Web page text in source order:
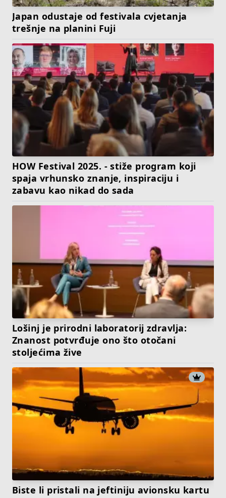
Japan odustaje od festivala cvjetanja
trešnje na planini Fuji
HOW Festival 2025. - stiže program koji
spaja vrhunsko znanje, inspiraciju i
zabavu kao nikad do sada
Lošinj je prirodni laboratorij zdravlja:
Znanost potvrđuje ono što otočani
stoljećima žive
Biste li pristali na jeftiniju avionsku kartu